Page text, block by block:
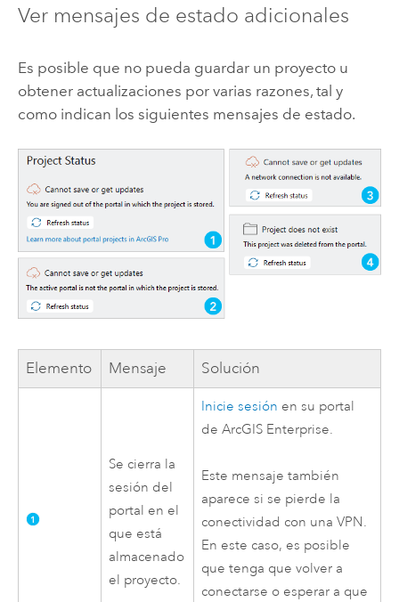
Ver mensajes de estado adicionales
Es posible que no pueda guardar un proyecto u
obtener actualizaciones por varias razones, tal y
como indican los siguientes mensajes de estado.
Elemento Mensaje Solución
Se cierra la
sesión del
portal en el
que está
almacenado
el proyecto.
Inicie sesión en su portal
deArcGIS Enterprise.
Este mensaje también
aparece si se pierde la
conectividad con una VPN.
En este caso, es posible
que tenga que volver a
conectarse o esperar a que